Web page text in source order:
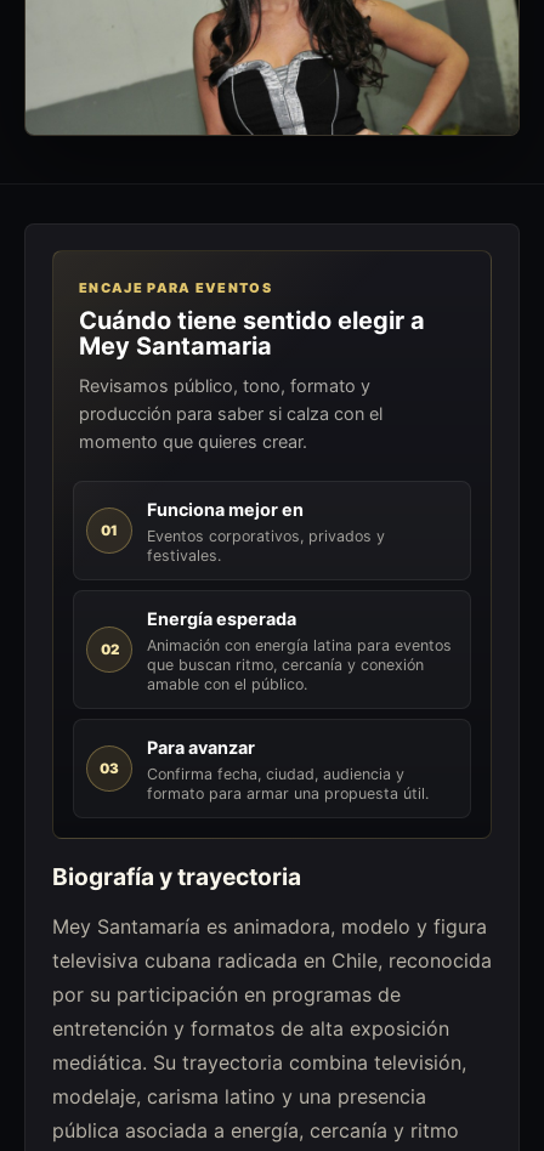
ENCAJE PARA EVENTOS
Cuándo tiene sentido elegir a
Mey Santamaria
Revisamos público, tono, formato y
producción para saber si calza con el
momento que quieres crear.
01
Funciona mejor en
Eventos corporativos, privados y
festivales.
02
Energía esperada
Animación con energía latina para eventos
que buscan ritmo, cercanía y conexión
amable con el público.
03
Para avanzar
Confirma fecha, ciudad, audiencia y
formato para armar una propuesta útil.
Biografía y trayectoria
Mey Santamaría es animadora, modelo y figura
televisiva cubana radicada en Chile, reconocida
por su participación en programas de
entretención y formatos de alta exposición
mediática. Su trayectoria combina televisión,
modelaje, carisma latino y una presencia
pública asociada a energía, cercanía y ritmo